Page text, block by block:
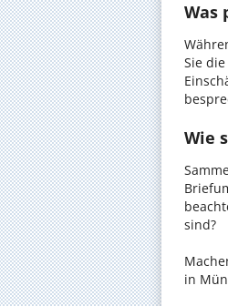
Was
Sie
Wie
sind?
in